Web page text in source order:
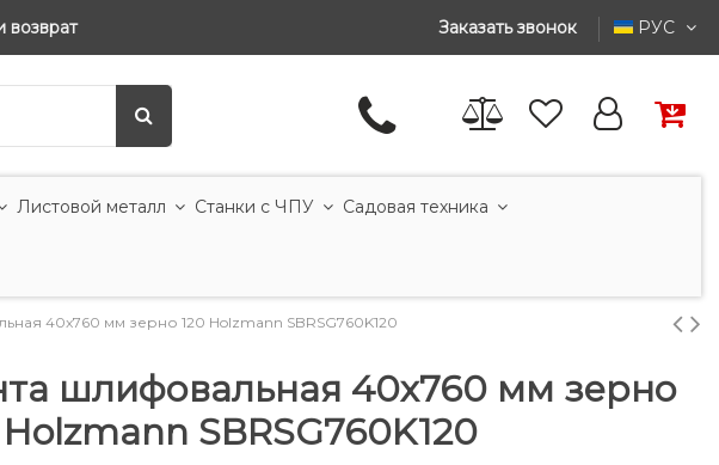
Заказать звонок РУС
Листовой металл Станки с ЧПУ Садовая техника
40x760 мм зерно 120 Holzmann SBRSG760K120
шлифовальная 40x760 мм зерно
Holzmann SBRSG760K120